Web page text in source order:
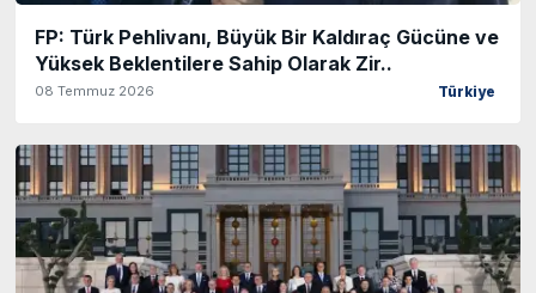
FP: Türk Pehlivanı, Büyük Bir Kaldıraç Gücüne ve
Yüksek Beklentilere Sahip Olarak Zir..
08 Temmuz 2026 Türkiye